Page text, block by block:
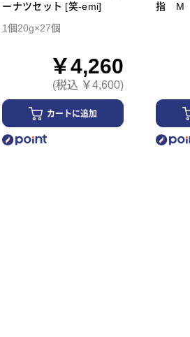
ーナツセット [笑-emi]
1個20g×27個
￥4,260
(税込 ￥4,600)
カートに追加
指 M